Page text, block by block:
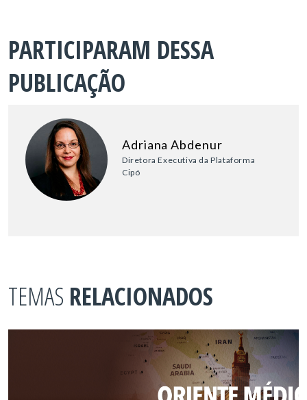
PARTICIPARAM DESSA
PUBLICAÇÃO
Adriana Abdenur
Diretora Executiva da Plataforma
Cipó
TEMAS RELACIONADOS